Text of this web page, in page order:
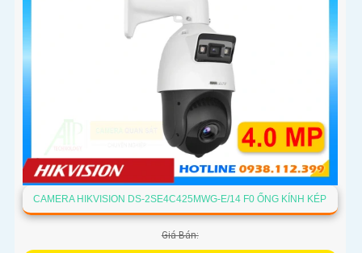
CAMERA HIKVISION DS-2SE4C425MWG-E/14 F0 ỐNG KÍNH KÉP
Giá Bán: